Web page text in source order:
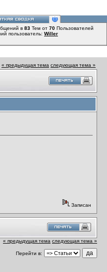
в 83 Тем от 70 Пользователей
пользователь: Willer
« предыдущая тема следующая тема »
Записан
« предыдущая тема следующая тема »
Перейти в: